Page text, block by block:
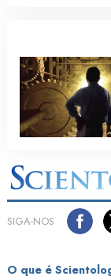
SIGA‑NOS
O que é